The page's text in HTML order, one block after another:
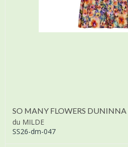
SO MANY FLOWERS
du MILDE
SS26-dm-047